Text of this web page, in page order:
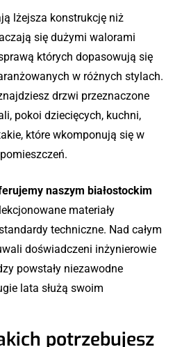
lżejsza konstrukcję niż
się dużymi walorami
których dopasowują się
w różnych stylach.
drzwi przeznaczone
pokoi dziecięcych, kuchni,
które wkomponują się w
naszym białostockim
materiały
techniczne. Nad całym
doświadczeni inżynierowie
powstały niezawodne
lata służą swoim
potrzebujesz